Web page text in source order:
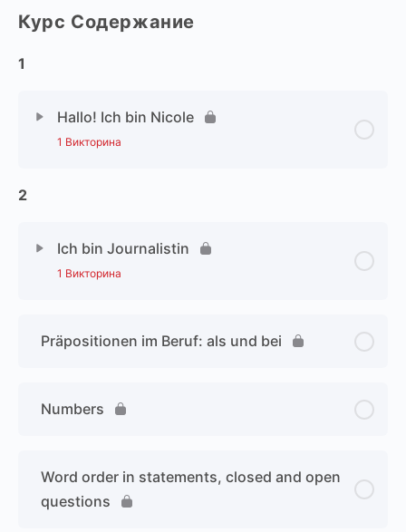
Курс Содержание
1
Hallo! Ich bin Nicole
1 Викторина
2
Ich bin Journalistin
1 Викторина
Präpositionen im Beruf: als und bei
Numbers
Word order in statements, closed and open
questions